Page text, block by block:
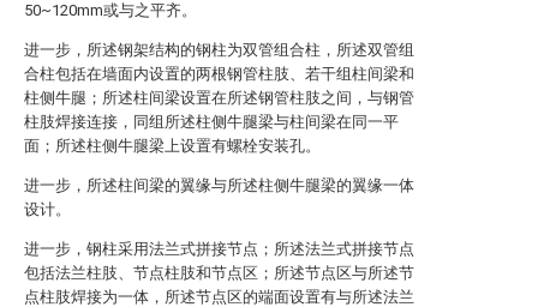
50~120mm或与之平齐。
进一步，所述钢架结构的钢柱为双管组合柱，所述双管组
合柱包括在墙面内设置的两根钢管柱肢、若干组柱间梁和
柱侧牛腿；所述柱间梁设置在所述钢管柱肢之间，与钢管
柱肢焊接连接，同组所述柱侧牛腿梁与柱间梁在同一平
面；所述柱侧牛腿梁上设置有螺栓安装孔。
进一步，所述柱间梁的翼缘与所述柱侧牛腿梁的翼缘一体
设计。
进一步，钢柱采用法兰式拼接节点；所述法兰式拼接节点
包括法兰柱肢、节点柱肢和节点区；所述节点区与所述节
点柱肢焊接为一体，所述节点区的端面设置有与所述法兰